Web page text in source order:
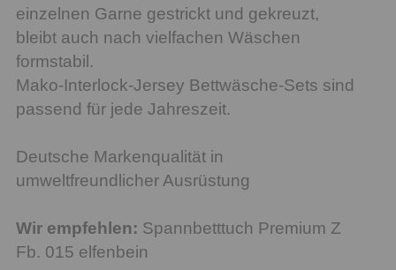
einzelnen Garne gestrickt und gekreuzt,
bleibt auch nach vielfachen Wäschen
formstabil.
Mako-Interlock-Jersey Bettwäsche-Sets sind
passend für jede Jahreszeit.
Deutsche Markenqualität in
umweltfreundlicher Ausrüstung
Wir empfehlen: Spannbetttuch Premium Z
Fb. 015 elfenbein